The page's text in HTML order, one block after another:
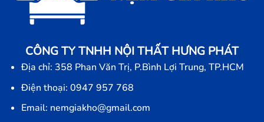
CÔNG TY TNHH NỘI THẤT HƯNG PHÁT
Địa chỉ: 358 Phan Văn Trị, P.Bình Lợi Trung, TP.HCM
Điện thoại: 0947 957 768
Email: nemgiakho@gmail.com